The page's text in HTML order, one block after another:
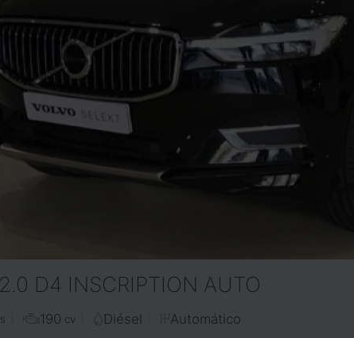
2.0 D4 INSCRIPTION AUTO
190 cv Diésel Automático